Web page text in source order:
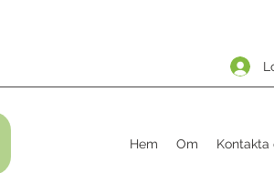
Hem Om Kontakta